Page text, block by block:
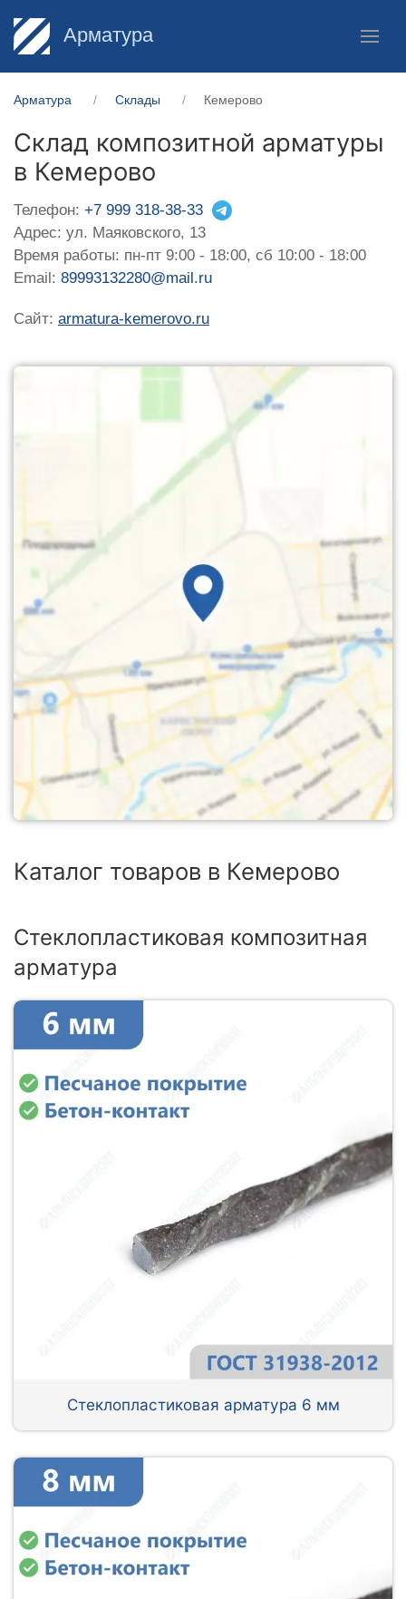
Арматура
Арматура Склады Кемерово
Склад композитной арматуры
в Кемерово
Телефон: +7 999 318-38-33
Адрес: ул. Маяковского, 13
Время работы: пн-пт 9:00 - 18:00, сб 10:00 - 18:00
Email: 89993132280@mail.ru
Сайт: armatura-kemerovo.ru
Каталог товаров в Кемерово
Стеклопластиковая композитная
арматура
Стеклопластиковая арматура 6 мм